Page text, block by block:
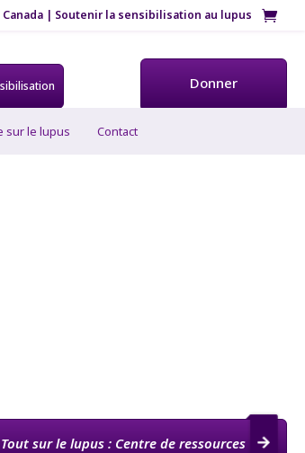
| Soutenir la sensibilisation au lupus
Donner
sur le lupus Contact
Tout sur le lupus : Centre de ressources